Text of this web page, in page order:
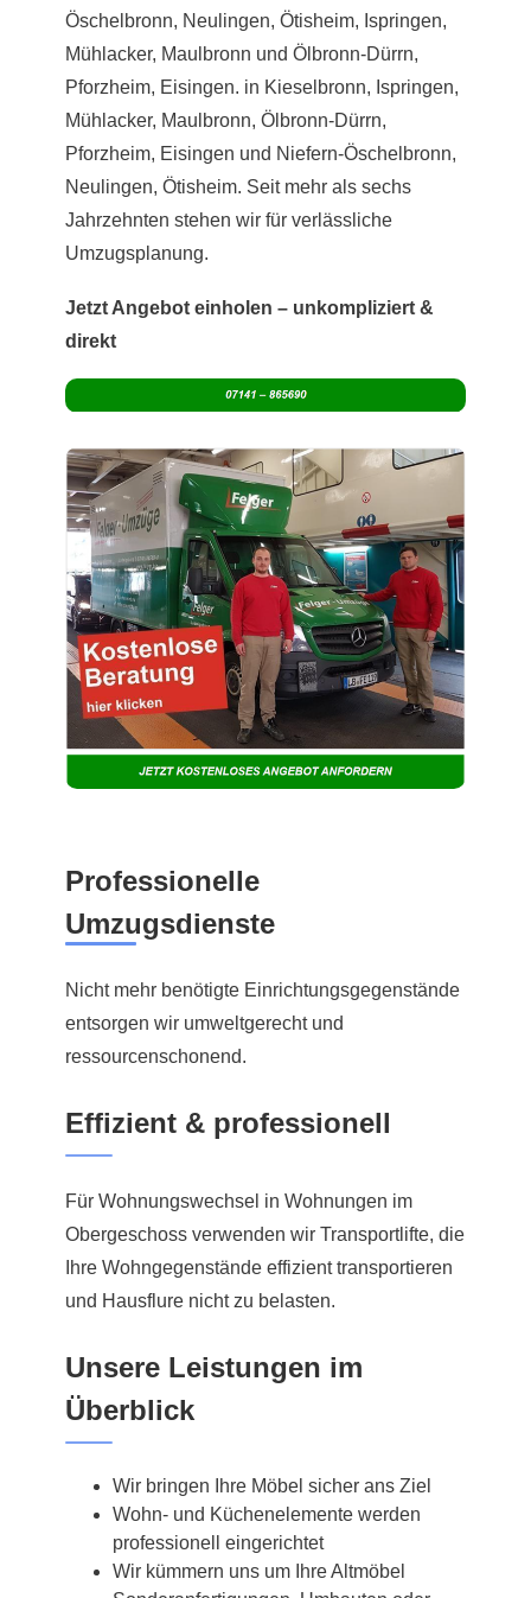
Öschelbronn, Neulingen, Ötisheim, Ispringen,
Mühlacker, Maulbronn und Ölbronn-Dürrn,
Pforzheim, Eisingen. in Kieselbronn, Ispringen,
Mühlacker, Maulbronn, Ölbronn-Dürrn,
Pforzheim, Eisingen und Niefern-Öschelbronn,
Neulingen, Ötisheim. Seit mehr als sechs
Jahrzehnten stehen wir für verlässliche
Umzugsplanung.
Jetzt Angebot einholen – unkompliziert &
direkt
Professionelle
Umzugsdienste
Nicht mehr benötigte Einrichtungsgegenstände
entsorgen wir umweltgerecht und
ressourcenschonend.
Effizient & professionell
Für Wohnungswechsel in Wohnungen im
Obergeschoss verwenden wir Transportlifte, die
Ihre Wohngegenstände effizient transportieren
und Hausflure nicht zu belasten.
Unsere Leistungen im
Überblick
Wir bringen Ihre Möbel sicher ans Ziel
Wohn- und Küchenelemente werden
professionell eingerichtet
Wir kümmern uns um Ihre Altmöbel